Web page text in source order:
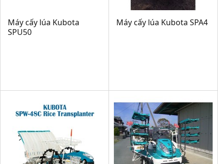
Máy cấy lúa Kubota
SPU50
Máy cấy lúa Kubota SPA4